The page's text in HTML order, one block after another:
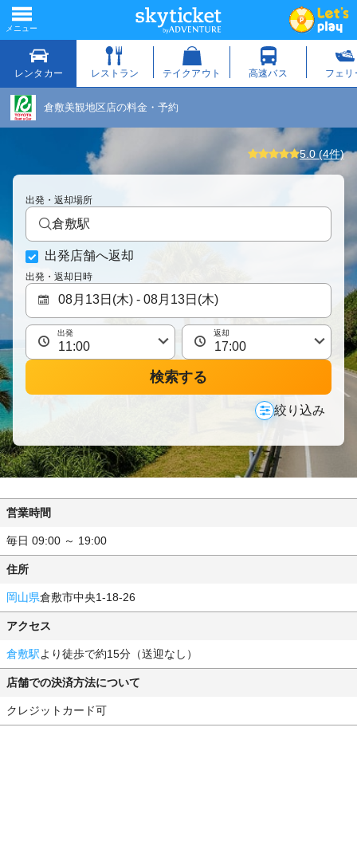
倉敷美観地区店の料金・予約
5.0 (4件)
出発・返却場所
倉敷駅
出発店舗へ返却
出発・返却日時
出発 返却
検索する
絞り込み
営業時間
毎日 09:00 ～ 19:00
住所
岡山県倉敷市中央1-18-26
アクセス
倉敷駅より徒歩で約15分（送迎なし）
店舗での決済方法について
クレジットカード可